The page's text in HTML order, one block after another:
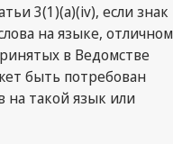
3(1)(a)(iv), если знак
на языке, отличном
в Ведомстве
быть потребован
на такой язык или